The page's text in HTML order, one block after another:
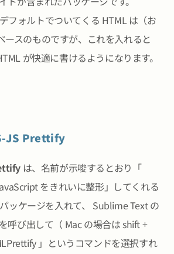
フォルトでついてくる HTML は（お
ースのものですが、これを入れると
が快適に書けるようになります。
JS Prettify
は、名前が示唆するとおり「
をきれいに整形」してくれる
ッケージを入れて、 Sublime Text の
呼び出して（ Mac の場合は shift +
」というコマンドを選択すれ